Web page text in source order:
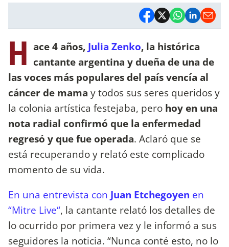
H ace 4 años, Julia Zenko, la histórica
cantante argentina y dueña de una de
las voces más populares del país vencía al
cáncer de mama y todos sus seres queridos y
la colonia artística festejaba, pero hoy en una
nota radial confirmó que la enfermedad
regresó y que fue operada. Aclaró que se
está recuperando y relató este complicado
momento de su vida.
En una entrevista con Juan Etchegoyen en
“Mitre Live“, la cantante relató los detalles de
lo ocurrido por primera vez y le informó a sus
seguidores la noticia. “Nunca conté esto, no lo